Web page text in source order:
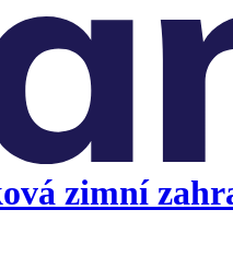
zimní